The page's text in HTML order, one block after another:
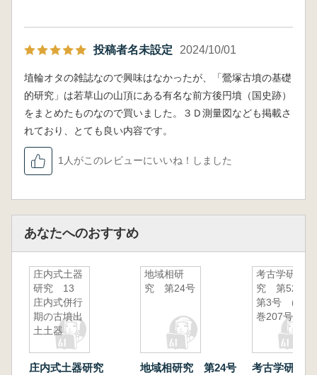
投稿者名未設定 2024/10/01
埴輪オタの雑誌なので興味はなかったが、「鶯塚古墳の基礎
的研究」は若草山の山頂にある有名な前方後円墳（国史跡）
をまとめたものなので買いました。３Ｄ測量図なども掲載さ
れており、とても良い内容です。
1人がこのレビューにいいね！しました
あなたへのおすすめ
庄内式土器
研究 13
庄内式併行
期の古墳出
土土器
庄内式土器研究
地域相研
究 第24号
地域相研究 第24号
考古学研
究 第52巻
第3号 (通
巻207号)
考古学研究